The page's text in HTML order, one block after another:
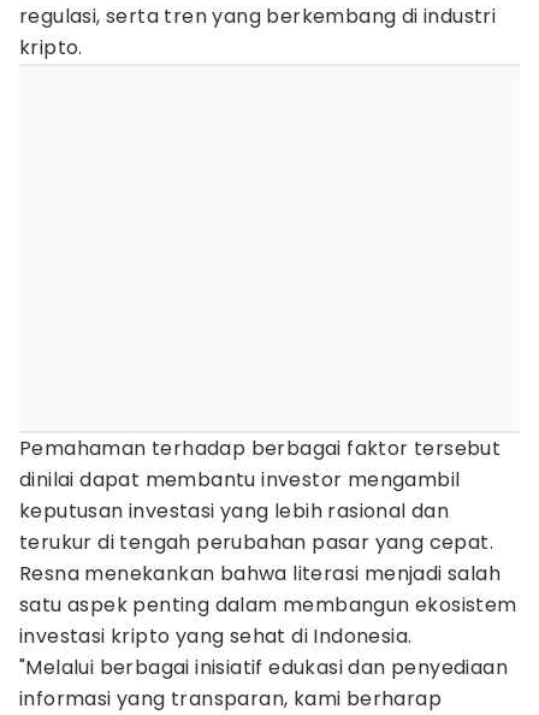
regulasi, serta tren yang berkembang di industri
kripto.
Pemahaman terhadap berbagai faktor tersebut
dinilai dapat membantu investor mengambil
keputusan investasi yang lebih rasional dan
terukur di tengah perubahan pasar yang cepat.
Resna menekankan bahwa literasi menjadi salah
satu aspek penting dalam membangun ekosistem
investasi kripto yang sehat di Indonesia.
"Melalui berbagai inisiatif edukasi dan penyediaan
informasi yang transparan, kami berharap